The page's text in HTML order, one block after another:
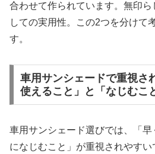
合わせて作られています。無印
しての実用性。この2つを分けて
す。
車用サンシェードで重視さ
使えること」と「なじむこ
車用サンシェード選びでは、「
になじむこと」が重視されやす